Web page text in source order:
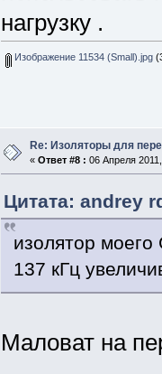
нагрузку .
Изображение 11534 (Small).jpg
Re: Изоляторы для
« Ответ #8 : 06 Апреля
Цитата: andrey
изолятор
137 кГц
Маловат на